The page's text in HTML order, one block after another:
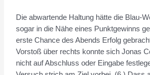
Die abwartende Haltung hätte die Blau-
sogar in die Nähe eines Punktgewinns
erste Chance des Abends Erfolg
Vorstoß über rechts konnte sich Jonas
nicht auf Abschluss oder Eingabe